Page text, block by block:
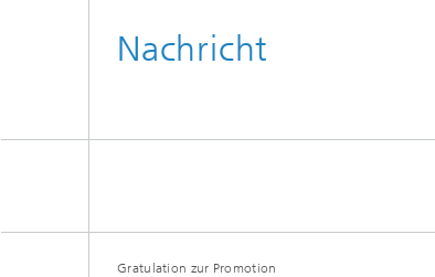
Nachricht
Gratulation zur Promotion